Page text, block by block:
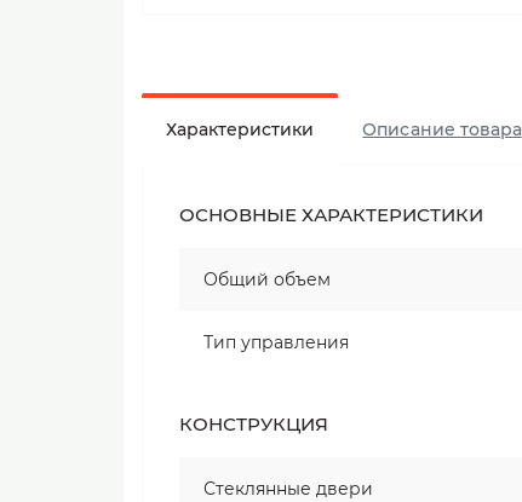
Характеристики Описание товара
ОСНОВНЫЕ ХАРАКТЕРИСТИКИ
Общий объем
Тип управления
КОНСТРУКЦИЯ
Стеклянные двери